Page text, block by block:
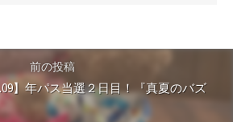
る
前の投稿
】年パス当選２日目！『真夏のバズ